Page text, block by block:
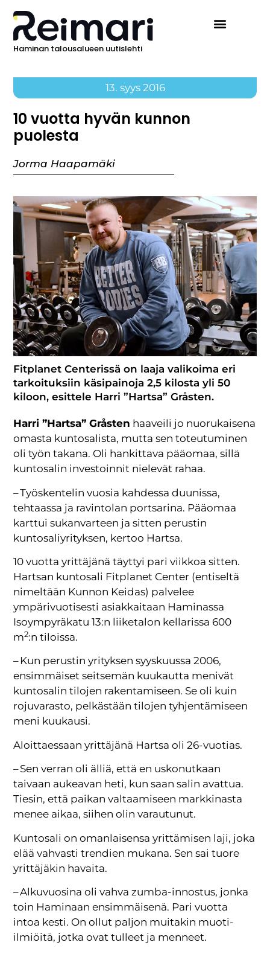
Haminan talousalueen uutislehti
13. syys 2016
10 vuotta hyvän kunnon
puolesta
Jorma Haapamäki
Fitplanet Centerissä on laaja valikoima eri
tarkoituksiin käsipainoja 2,5 kilosta yli 50
kiloon, esittele Harri ”Hartsa” Gråsten.
Harri ”Hartsa” Gråsten haaveili jo nuorukaisena
omasta kuntosalista, mutta sen toteutuminen
oli työn takana. Oli hankittava pääomaa, sillä
kuntosalin investoinnit nielevät rahaa.
– Työskentelin vuosia kahdessa duunissa,
tehtaassa ja ravintolan portsarina. Pääomaa
karttui sukanvarteen ja sitten perustin
kuntosaliyrityksen, kertoo Hartsa.
10 vuotta yrittäjänä täyttyi pari viikkoa sitten.
Hartsan kuntosali Fitplanet Center (entiseltä
nimeltään Kunnon Keidas) palvelee
ympärivuotisesti asiakkaitaan Haminassa
Isoympyräkatu 13:n liiketalon kellarissa 600
m2:n tiloissa.
– Kun perustin yrityksen syyskuussa 2006,
ensimmäiset seitsemän kuukautta menivät
kuntosalin tilojen rakentamiseen. Se oli kuin
rojuvarasto, pelkästään tilojen tyhjentämiseen
meni kuukausi.
Aloittaessaan yrittäjänä Hartsa oli 26-vuotias.
– Sen verran oli älliä, että en uskonutkaan
taivaan aukeavan heti, kun saan salin avattua.
Tiesin, että paikan valtaamiseen markkinasta
menee aikaa, siihen olin varautunut.
Kuntosali on omanlaisensa yrittämisen laji, joka
elää vahvasti trendien mukana. Sen sai tuore
yrittäjäkin havaita.
– Alkuvuosina oli vahva zumba-innostus, jonka
toin Haminaan ensimmäisenä. Pari vuotta
intoa kesti. On ollut paljon muitakin muoti-
ilmiöitä, jotka ovat tulleet ja menneet.